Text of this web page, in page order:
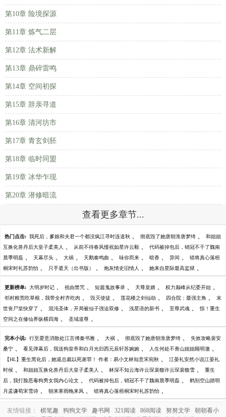
第10章 险境探源
第11章 炼气二层
第12章 法术新解
第13章 鼎碎雷鸣
第14章 空间初探
第15章 辞亲寻道
第16章 清河坊市
第17章 青玄剑胚
第18章 临时同盟
第19章 冰华乍现
第20章 潜修暗流
查看更多章节...
热门点击: 我死后，爹娘和夫君一个都没疯江寻时连道秋 、 彻底毁了她唐朝淮唐梦绮 、 和姐姐
互换化兽丹后大皇子柔美人 、 从前不待春风慢祝如星许云毅 、 代码被掉包后，销冠不干了魏南
晨季明磊 、 天幕尽头 、 大祸 、 天鹅奏鸣曲 、 味你而来 、 暗香 、 异间 、 错将真心落梧
桐宋时礼苏韵怡 、 只手遮天（出书版） 、 炮灰情史旧情人 、 她来自星际最高监狱 、
更新榜单: 大明岁时记 、 祝由禁咒 、 短篇鬼故事录 、 天尊皇婿 、 权力巅峰从纪委开始 、
邻村粮荒吃草根，我带全村齐吃肉 、 毁灭使徒 、 莲花楼之剑仙劫 、 四合院：最强主角 、 末
世丧尸皇快穿了 、 混沌圣体，开局被仙子强迫双修 、 浅星语的新书 、 至尊武魂 、 惊！重生
空间之在修仙界纵横四海 、 圣域道尊 、
完本小说: 行至爱意消散处江言傅秦书雅 、 大祸 、 彻底毁了她唐朝淮唐梦绮 、 失效攻略裴安
桑宁 、 看见弹幕后，我送狗皇帝和白月光归西元辰轩苏婉婉 、 人生何处不青山姐姐顾明澈 、
【HL】重生黑化后，她逼总裁以死谢罪！ 作者：易小文林知意宋宛秋 、 江晏礼安然小说江晏礼
时候 、 和姐姐互换化兽丹后大皇子柔美人 、 林深不知云海许云琛裴馥许云琛裴馥雪 、 重生
后，我打脸恶毒狗男女我内心论文 、 代码被掉包后，销冠不干了魏南晨季明磊 、 鹤别空山踏明
月孟谦荀宋雪诗 、 朝来寒雨晚来风 、 错将真心落梧桐宋时礼苏韵怡 、
友情链接： 棋笔趣 狗狗文学 趣书网 321阅读 868阅读 努努文学
朝朝看小